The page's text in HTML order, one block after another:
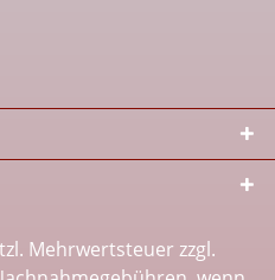
Mehrwertsteuer zzgl.